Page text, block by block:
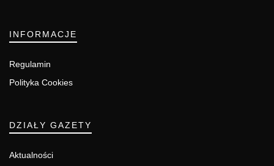
INFORMACJE
Regulamin
Polityka Cookies
DZIAŁY GAZETY
Aktualności